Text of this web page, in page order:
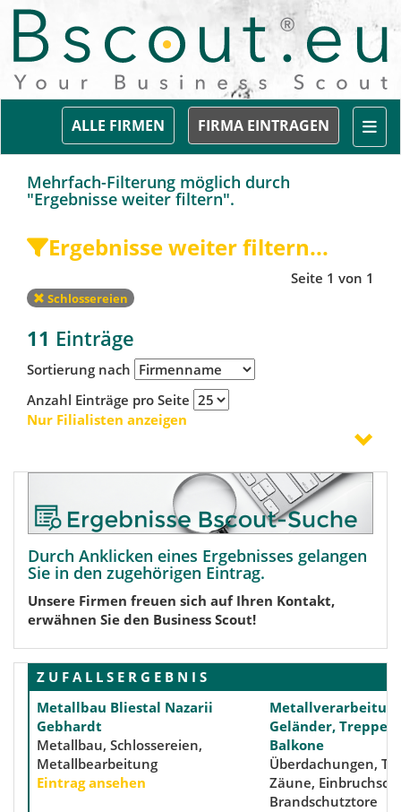
FIRMA EINTRAGEN
ALLE FIRMEN
Mehrfach-Filterung möglich durch
"Ergebnisse weiter filtern".
Ergebnisse weiter filtern...
Seite 1 von 1
Schlossereien
11 Einträge
Sortierung nach
Anzahl Einträge pro Seite
Nur Filialisten anzeigen
Durch Anklicken eines Ergebnisses gelangen
Sie in den zugehörigen Eintrag.
Unsere Firmen freuen sich auf Ihren Kontakt,
erwähnen Sie den Business Scout!
Z U F A L L S E R G E B N I S
Metallbau Bliestal Nazarii
Gebhardt
Metallbau, Schlossereien,
Metallbearbeitung
Eintrag ansehen
Geländer, Treppen,
Balkone
Überdachungen,
Zäune,
Brandschutztore